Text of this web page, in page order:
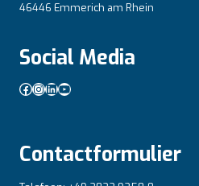
46446 Emmerich am Rhein
Social Media
Facebook
Instagram
LinkedIn
YouTube
Contactformulier